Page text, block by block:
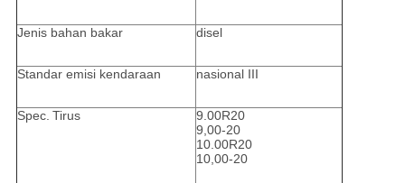
Jenis bahan bakar disel
Standar emisi kendaraan nasional III
Spec. Tirus
9.00R20
9,00-20
10.00R20
10,00-20